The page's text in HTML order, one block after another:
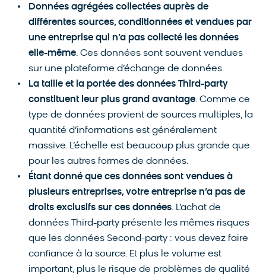
Données agrégées collectées auprès de
différentes sources, conditionnées et vendues par
une entreprise qui n’a pas collecté les données
elle-même. Ces données sont souvent vendues
sur une plateforme d’échange de données.
La taille et la portée des données Third-party
constituent leur plus grand avantage. Comme ce
type de données provient de sources multiples, la
quantité d’informations est généralement
massive. L’échelle est beaucoup plus grande que
pour les autres formes de données.
Étant donné que ces données sont vendues à
plusieurs entreprises, votre entreprise n’a pas de
droits exclusifs sur ces données. L’achat de
données Third-party présente les mêmes risques
que les données Second-party : vous devez faire
confiance à la source. Et plus le volume est
important, plus le risque de problèmes de qualité